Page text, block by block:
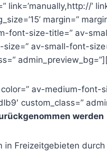
link=’manually,http://’
margin=”
font-size-title=” av-
av-small-font-
color=” av-medium-
custom_class=”
werden
in Freizeitgebieten